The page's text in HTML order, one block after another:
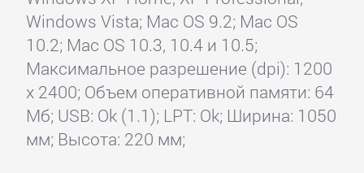
Windows Vista; Mac OS 9.2; Mac OS
10.2; Mac OS 10.3, 10.4 и 10.5;
Максимальное разрешение (dpi): 1200
x 2400; Объем оперативной памяти: 64
Мб; USB: Ok (1.1); LPT: Ok; Ширина: 1050
мм; Высота: 220 мм;